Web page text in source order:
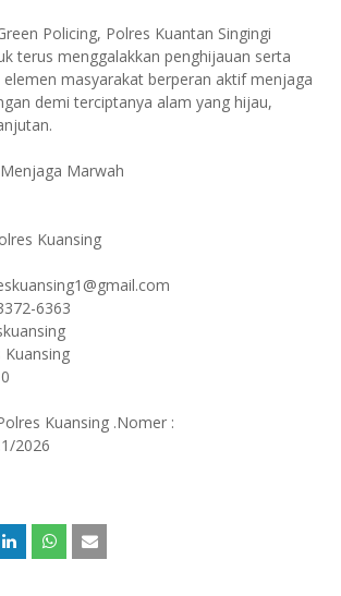
Policing, Polres Kuantan Singingi
terus menggalakkan penghijauan serta
masyarakat berperan aktif menjaga
demi terciptanya alam yang hijau,
Marwah
Kuansing
6363
Kuansing
Kuansing .Nomer :
2026